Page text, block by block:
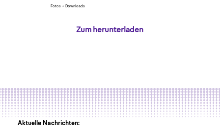
Fotos + Downloads
Zum herunterladen
Aktuelle Nachrichten: